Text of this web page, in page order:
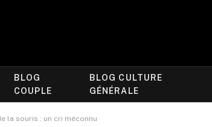
BLOG
COUPLE
BLOG CULTURE
GÉNÉRALE
la souris : un cri méconnu